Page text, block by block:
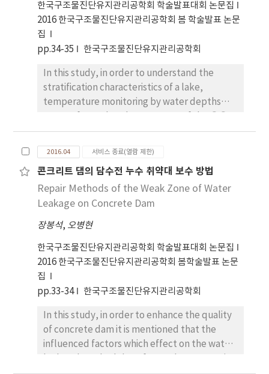
한국구조물진단유지관리공학회 학술발표대회 논문집
2016 한국구조물진단유지관리공학회 봄 학술발표 논문
집
pp.34-35
한국구조물진단유지관리공학회
In this study, in order to understand the
stratification characteristics of a lake,
temperature monitoring by water depths
dam. The seasonal stratification changes
were investigated through the temperature
data by water depths acquired during about
10 months.
2016.04 서비스 종료(열람 제한)
콘크리트 댐의 담수전 누수 취약대 보수 방법
Repair Methods of the Weak Zone of Water
Leakage on Concrete Dam
장봉석, 오병현
한국구조물진단유지관리공학회 학술발표대회 논문집
2016 한국구조물진단유지관리공학회 봄학술발표 논문
집
pp.33-34
한국구조물진단유지관리공학회
In this study, in order to enhance the quality
of concrete dam it is mentioned that the
influenced factors which effect on the water